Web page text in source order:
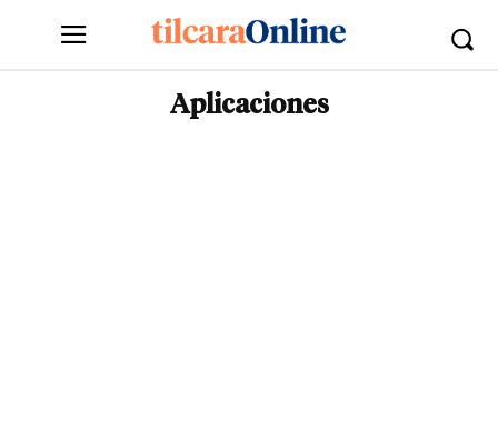
Aplicaciones